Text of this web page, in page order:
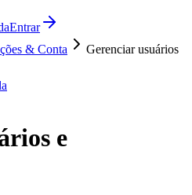
Entrar
& Conta
Gerenciar usuários
e